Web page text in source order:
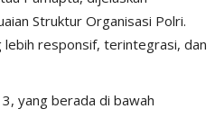
Struktur Organisasi Polri.
responsif, terintegrasi, dan
yang berada di bawah